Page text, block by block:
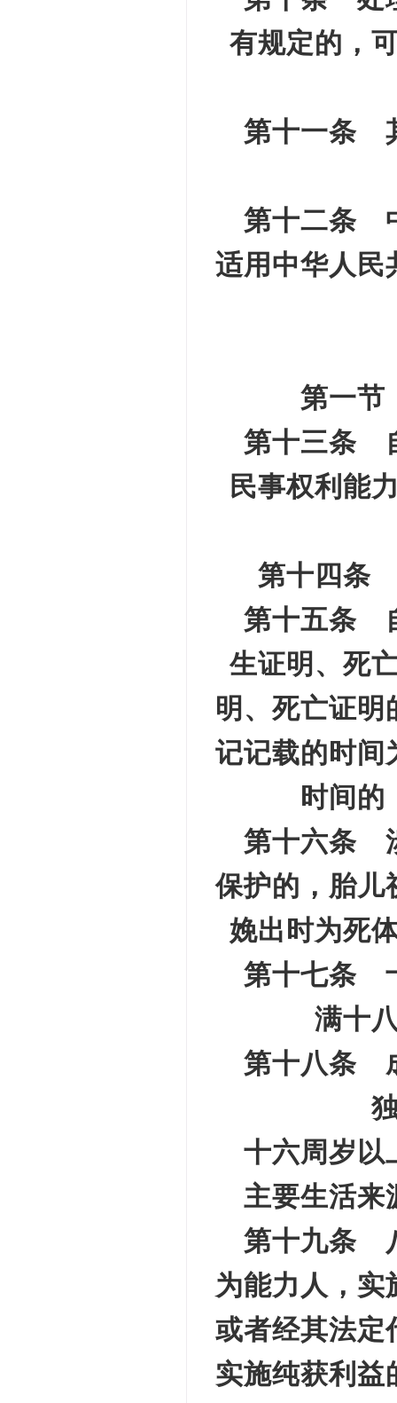
有规定的，
第十一条
第十二条
适用中华人民
第一节
第十三条
民事权利能
第十四条
第十五条
生证明、死
明、死亡证明
记记载的时间
时间的
第十六条
保护的，胎儿
娩出时为死
第十七条
满十
第十八条
十六周岁以
主要生活来
第十九条
为能力人，实
或者经其法定
实施纯获利益